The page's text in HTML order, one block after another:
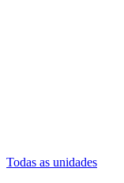
Todas as unidades